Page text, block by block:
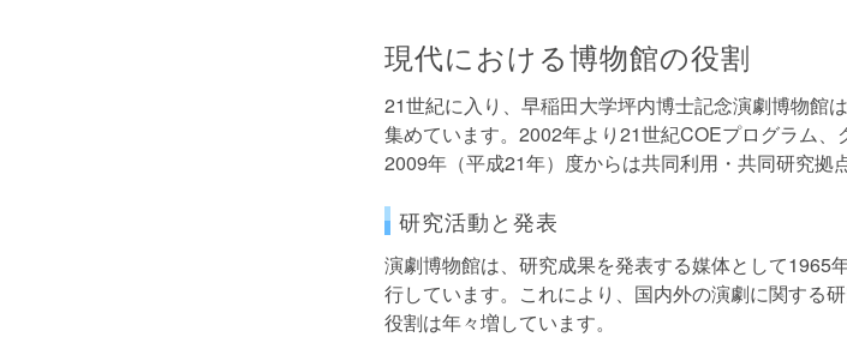
現代における博物館の役割
21世紀に入り、早稲田大学坪内博士記念演劇博物館
集めています。2002年より21世紀COEプログラム
2009年（平成21年）度からは共同利用・共同研究拠
研究活動と発表
演劇博物館は、研究成果を発表する媒体として1965
行しています。これにより、国内外の演劇に関する
役割は年々増しています。